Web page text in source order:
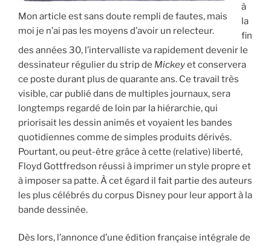
Mon article est sans doute rempli de fautes, mais
moi je n’ai pas les moyens d’avoir un relecteur.
à
la
fin
des années 30, l’intervalliste va rapidement devenir le
dessinateur régulier du strip de Mickeyet conservera
ce poste durant plus de quarante ans. Ce travail très
visible, car publié dans de multiples journaux, sera
longtemps regardé de loin par la hiérarchie, qui
priorisait les dessin animés et voyaient les bandes
quotidiennes comme de simples produits dérivés.
Pourtant, ou peut-être grâce à cette (relative) liberté,
Floyd Gottfredson réussi à imprimer un style propre et
à imposer sa patte. À cet égard il fait partie des auteurs
les plus célébrés du corpus Disney pour leur apport à la
bande dessinée.
Dès lors, l’annonce d’une édition française intégrale de